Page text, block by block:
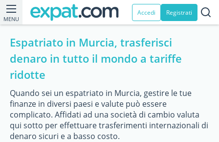
MENU
Accedi Registrati
Espatriato in Murcia, trasferisci
denaro in tutto il mondo a tariffe
ridotte
Quando sei un espatriato in Murcia, gestire le tue
finanze in diversi paesi e valute può essere
complicato. Affidati ad una società di cambio valuta
qui sotto per effettuare trasferimenti internazionali di
denaro sicuri e a basso costo.